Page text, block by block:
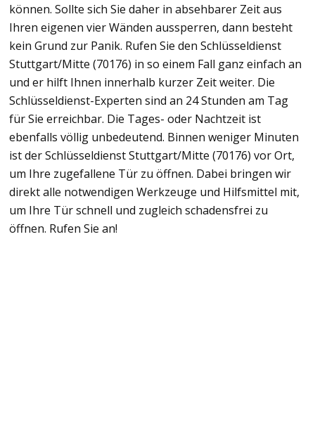
können. Sollte sich Sie daher in absehbarer Zeit aus
Ihren eigenen vier Wänden aussperren, dann besteht
kein Grund zur Panik. Rufen Sie den Schlüsseldienst
Stuttgart/Mitte (70176) in so einem Fall ganz einfach an
und er hilft Ihnen innerhalb kurzer Zeit weiter. Die
Schlüsseldienst-Experten sind an 24 Stunden am Tag
für Sie erreichbar. Die Tages- oder Nachtzeit ist
ebenfalls völlig unbedeutend. Binnen weniger Minuten
ist der Schlüsseldienst Stuttgart/Mitte (70176) vor Ort,
um Ihre zugefallene Tür zu öffnen. Dabei bringen wir
direkt alle notwendigen Werkzeuge und Hilfsmittel mit,
um Ihre Tür schnell und zugleich schadensfrei zu
öffnen. Rufen Sie an!